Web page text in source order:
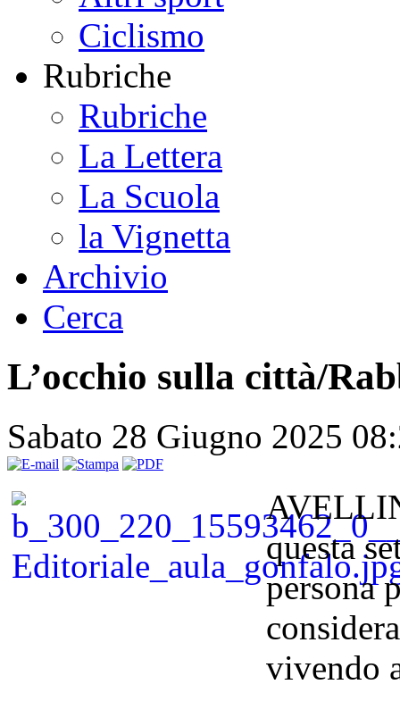
Ciclismo
Rubriche
Rubriche
La Lettera
La Scuola
la Vignetta
Archivio
Cerca
L’occhio sulla città/
Sabato 28 Giugno 2025
questa
persona
vivendo